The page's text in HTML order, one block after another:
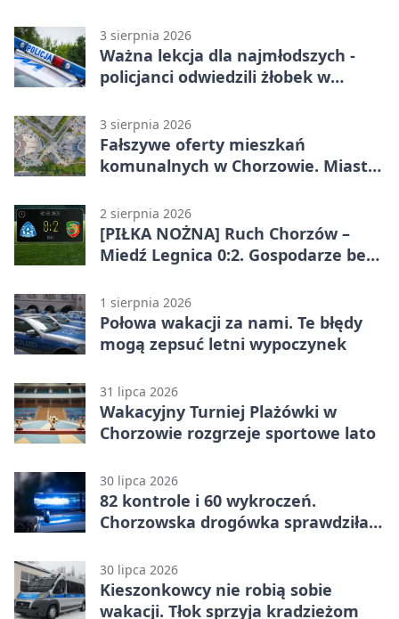
3 sierpnia 2026
Ważna lekcja dla najmłodszych -
policjanci odwiedzili żłobek w
3 sierpnia 2026
Fałszywe oferty mieszkań
komunalnych w Chorzowie. Miasto
2 sierpnia 2026
[PIŁKA NOŻNA] Ruch Chorzów –
Miedź Legnica 0:2. Gospodarze bez
1 sierpnia 2026
Połowa wakacji za nami. Te błędy
mogą zepsuć letni wypoczynek
31 lipca 2026
Wakacyjny Turniej Plażówki w
Chorzowie rozgrzeje sportowe lato
30 lipca 2026
82 kontrole i 60 wykroczeń.
Chorzowska drogówka sprawdziła
30 lipca 2026
Kieszonkowcy nie robią sobie
wakacji. Tłok sprzyja kradzieżom